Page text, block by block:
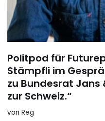
Politpod für
Stämpfli im
zu Bundesrat Jans
zur Schweiz.“
von Reg